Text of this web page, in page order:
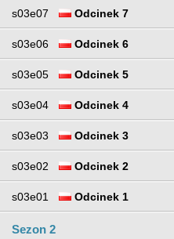
s03e07 Odcinek 7
s03e06 Odcinek 6
s03e05 Odcinek 5
s03e04 Odcinek 4
s03e03 Odcinek 3
s03e02 Odcinek 2
s03e01 Odcinek 1
Sezon 2